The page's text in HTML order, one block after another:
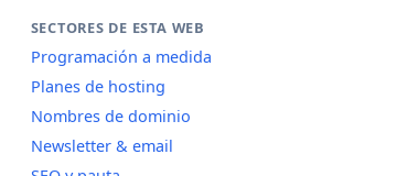
SECTORES DE ESTA WEB
Programación a medida
Planes de hosting
Nombres de dominio
Newsletter & email